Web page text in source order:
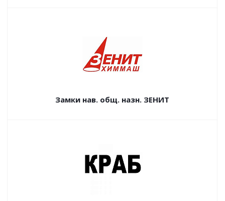
Замки нав. общ. назн. ЗЕНИТ